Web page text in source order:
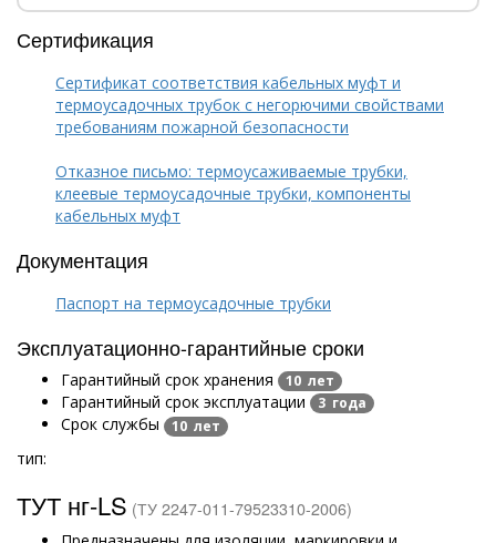
Сертификация
Сертификат соответствия кабельных муфт и
термоусадочных трубок с негорючими свойствами
требованиям пожарной безопасности
Отказное письмо: термоусаживаемые трубки,
клеевые термоусадочные трубки, компоненты
кабельных муфт
Документация
Паспорт на термоусадочные трубки
Эксплуатационно-гарантийные сроки
Гарантийный срок хранения 10 лет
Гарантийный срок эксплуатации 3 года
Срок службы 10 лет
тип:
ТУТ нг-LS (ТУ 2247-011-79523310-2006)